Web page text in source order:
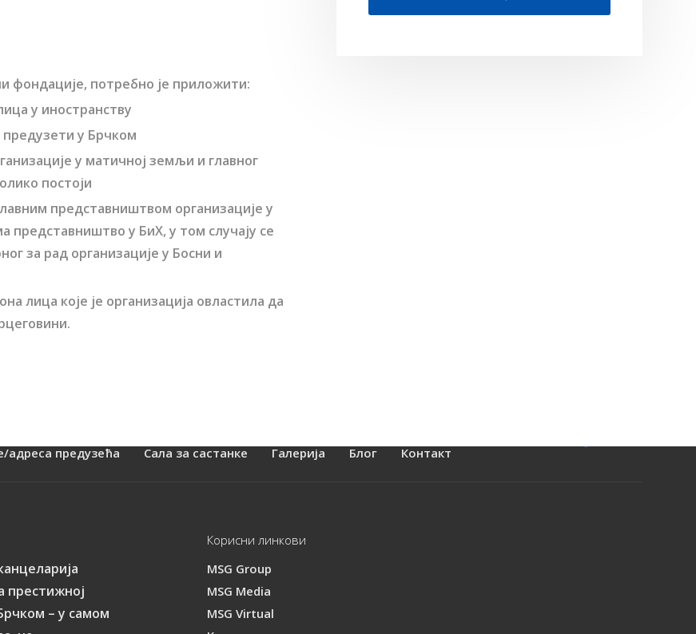
фондације, потребно је приложити:
у иностранству
предузети у Брчком
у матичној земљи и главног
постоји
представништвом организације у
представништво у БиХ, у том случају се
за рад организације у Босни и
лица које је организација овластила да
адреса предузећа Сала за састанке Галерија Блог Контакт
престижној
– у самом
Корисни линкови
MSG Group
MSG Media
MSG Virtual